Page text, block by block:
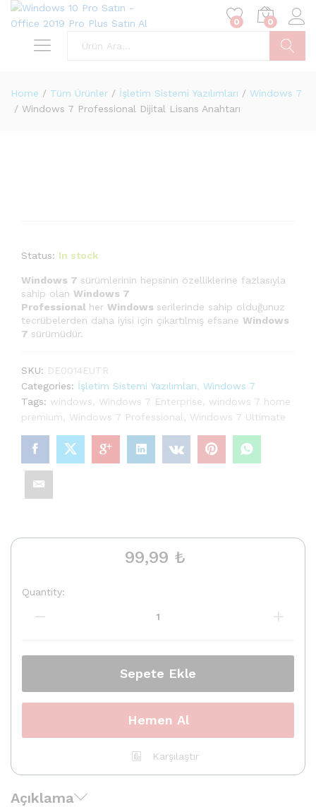
0 0
Home / Tüm Ürünler / İşletim Sistemi Yazılımları / Windows 7
/ Windows 7 Professional Dijital Lisans Anahtarı
Status: In stock
Windows 7 sürümlerinin hepsinin özelliklerine fazlasıyla
sahip olan Windows 7
Professional her Windows serilerinde sahip olduğunuz
tecrübelerden daha iyisi için çıkartılmış efsane Windows
7 sürümüdür.
SKU: DE0014EUTR
Categories: İşletim Sistemi Yazılımları
Windows 7
Tags: windows Windows 7 Enterprise
windows 7 home
premium
Windows 7 Professional Windows 7 Ultimate
99,99 ₺
Windows
Lisans
Quantity:
Sepete Ekle
Hemen Al
Karşılaştır
Açıklama